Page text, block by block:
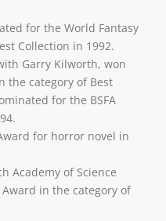
for the World Fantasy
Collection in 1992.
Garry Kilworth, won
the category of Best
for the BSFA
for horror novel in
Academy of Science
in the category of